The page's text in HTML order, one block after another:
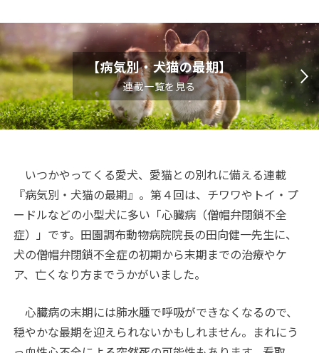
【病気別・犬猫の最期】
連載一覧を見る
いつかやってくる愛犬、愛猫との別れに備える連載
『病気別・犬猫の最期』。第４回は、チワワやトイ・プ
ードルなどの小型犬に多い「心臓病（僧帽弁閉鎖不全
症）」です。田園調布動物病院院長の田向健一先生に、
犬の僧帽弁閉鎖不全症の初期から末期までの治療やケ
ア、亡くなり方までうかがいました。
心臓病の末期には肺水腫で呼吸ができなくなるので、
穏やかな最期を迎えられないかもしれません。まれにう